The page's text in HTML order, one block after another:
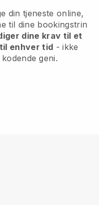
din tjeneste online,
til dine bookingstrin
dine krav til et
enhver tid - ikke
geni.